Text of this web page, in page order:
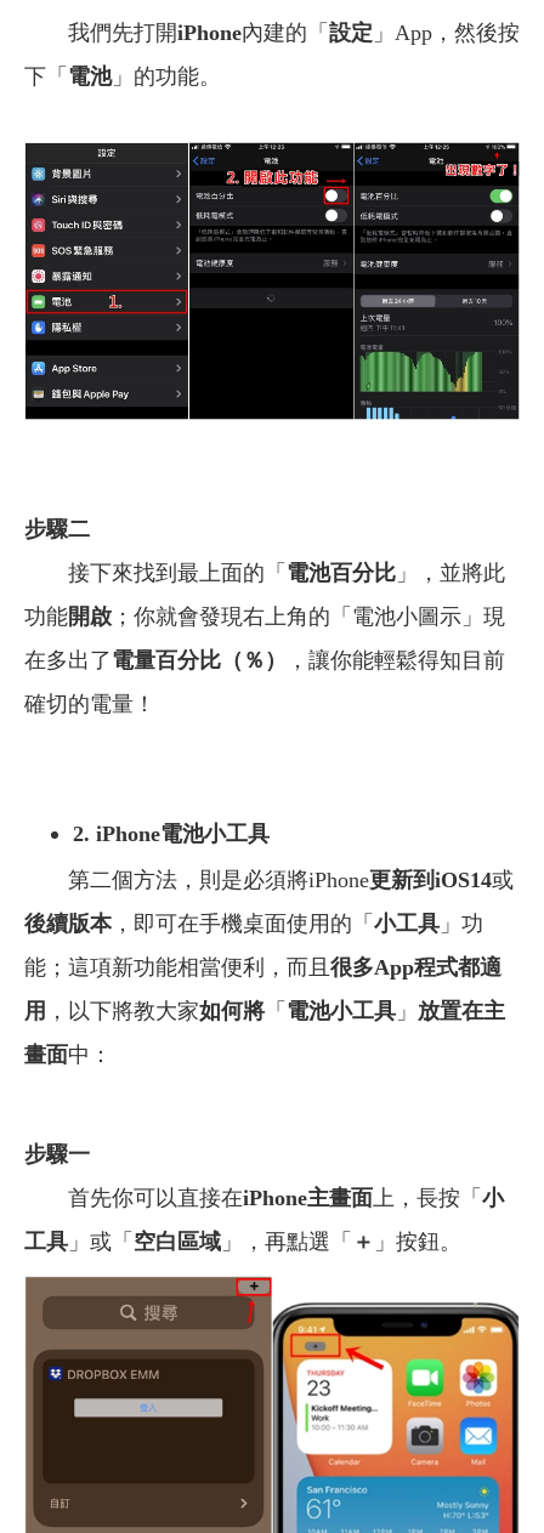
我們先打開iPhone內建的「 設定 」App，然後按
下「 電池」的功能。
步驟二
接下來找到最上面的「 電池百分比 」，並將此
功能開啟 ；你就會發現右上角的「電池小圖示」現
在多出了電量百分比（％）
，讓你能輕鬆得知目前
確切的電量！
2. iPhone電池小工具
第二個方法，則是必須將iPhone更新到iOS14或
後續版本，即可在手機桌面使用的「 小工具 」功
能；這項新功能相當便利，而且 很多App程式都適
用 ，以下將教大家如何將 「 電池小工具 」 放置在主
畫面中：
步驟一
首先你可以直接在iPhone主畫面上，長按「 小
工具 」或「 空白區域 」，再點選「 ＋ 」按鈕。